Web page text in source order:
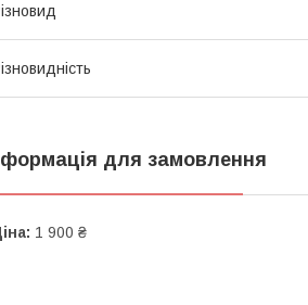
для замовлення
1 900 ₴